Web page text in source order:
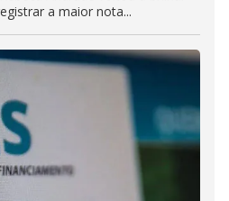
a maior nota...